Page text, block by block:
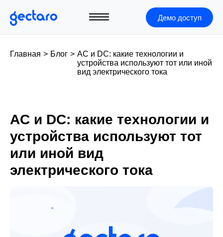
Демо доступ
Главная > Блог > AC и DC: какие технологии и
устройства используют тот или иной
вид электрического тока
AC и DC: какие технологии и
устройства используют тот
или иной вид
электрического тока